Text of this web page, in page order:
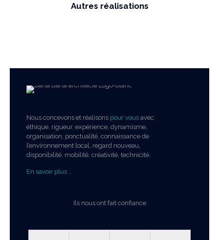
Autres réalisations
Nous concevons et réalisons pour vous avec
éthique, rigueur, expérience, dynamisme,
organisation, ponctualité, connaissance de
l’environnement local, regard nouveau,
disponibilité, mobilité, créativité, technicité.
En savoir plus …
Ils nous ont fait confiance